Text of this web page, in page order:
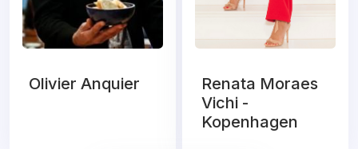
Olivier Anquier
Renata Moraes
Vichi -
Kopenhagen